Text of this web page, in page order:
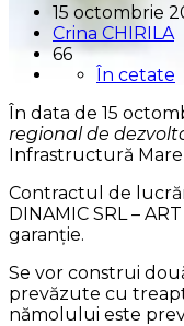
15 octombrie
Crina CHIRILA
66
În cetate
În data de 15
regional de
Infrastructură Mare
Contractul de
DINAMIC SRL –
garanție.
Se vor construi
prevăzute cu
nămolului este